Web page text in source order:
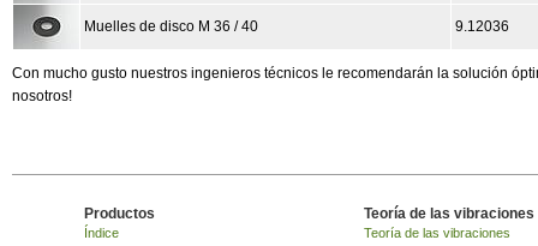
Muelles de disco M 36 / 40 9.12036
Con mucho gusto nuestros ingenieros técnicos le recomendarán la solución
nosotros!
Productos
Índice
Teoría de las vibraciones
Teoría de las vibraciones